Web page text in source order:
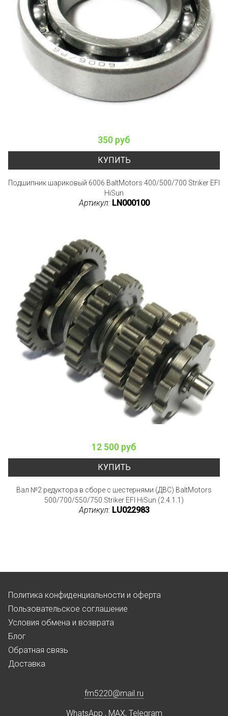
350 руб
КУПИТЬ
Подшипник шариковый 6006 BaltMotors 400/500/700 Striker EFI
HiSun
Артикул: LN000100
12 500 руб
КУПИТЬ
Вал №2 редуктора в сборе с шестернями (ДВС) BaltMotors
500/700/550/750 Striker EFI HiSun (2.4.1.1)
Артикул: LU022983
Политика конфиденциальности и оферта
Пользовательское соглашение
Условия обмена и возврата
Блог
Обратная связь
Доставка
fm5220@mail.ru
WhatsApp , MAX, Telegram